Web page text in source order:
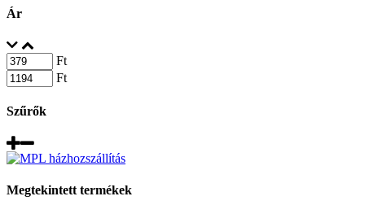
Ár
Ft
Ft
Szűrők
Megtekintett termékek